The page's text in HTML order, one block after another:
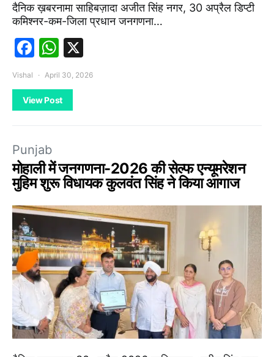
दैनिक ख़बरनामा साहिबज़ादा अजीत सिंह नगर, 30 अप्रैल डिप्टी
कमिश्नर-कम-जिला प्रधान जनगणना…
Facebook
WhatsApp
Vishal April 30, 2026
View Post
Punjab
मोहाली में जनगणना-2026 की सेल्फ एन्यूमरेशन
मुहिम शुरू विधायक कुलवंत सिंह ने किया आगाज